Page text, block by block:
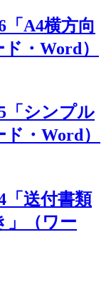
A4横方向
・Word）
「シンプル
・Word）
「送付書類
」（ワー